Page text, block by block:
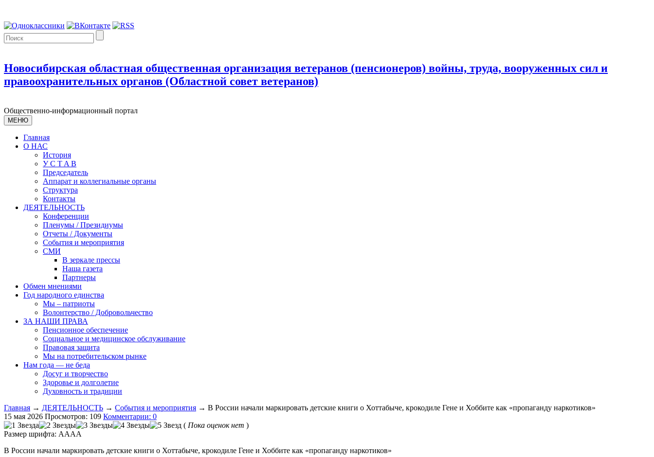
Новосибирская областная общественная организация ветеранов (пенсионеров) войны, труда, вооруженных сил и
правоохранительных органов (Областной совет ветеранов)
Общественно-информационный портал
МЕНЮ
Главная
О НАС
История
У С T A B
Председатель
Аппарат и коллегиальные органы
Структура
Контакты
ДЕЯТЕЛЬНОСТЬ
Конференции
Пленумы / Президиумы
Отчеты / Документы
События и мероприятия
СМИ
В зеркале прессы
Наша газета
Партнеры
Обмен мнениями
Год народного единства
Мы – патриоты
Волонтерство / Добровольчество
ЗА НАШИ ПРАВА
Пенсионное обеспечение
Социальное и медицинское обслуживание
Правовая защита
Мы на потребительском рынке
Нам года — не беда
Досуг и творчество
Здоровье и долголетие
Духовность и традиции
Главная → ДЕЯТЕЛЬНОСТЬ → События и мероприятия → В России начали маркировать детские книги о Хоттабыче, крокодиле Гене и Хоббите как «пропаганду наркотиков»
15 мая 2026 Просмотров: 109 Комментарии: 0
( Пока оценок нет )
Размер шрифта: AAAA
В России начали маркировать детские книги о Хоттабыче, крокодиле Гене и Хоббите как «пропаганду наркотиков»